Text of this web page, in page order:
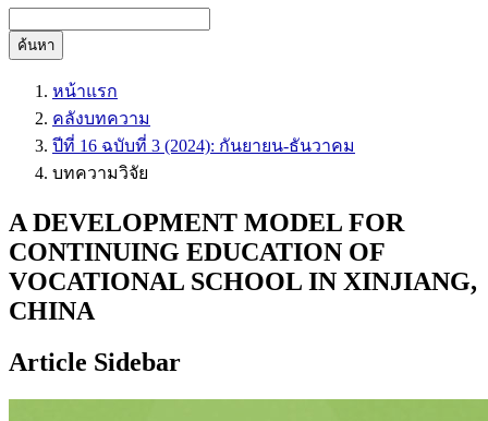
ค้นหา
หน้าแรก
คลังบทความ
ปีที่ 16 ฉบับที่ 3 (2024): กันยายน-ธันวาคม
บทความวิจัย
A DEVELOPMENT MODEL FOR
CONTINUING EDUCATION OF
VOCATIONAL SCHOOL IN XINJIANG,
CHINA
Article Sidebar